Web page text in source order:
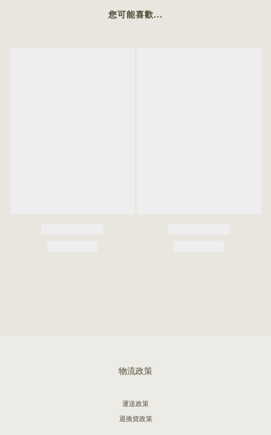
您可能喜歡...
物流政策
運送政策
退換貨政策